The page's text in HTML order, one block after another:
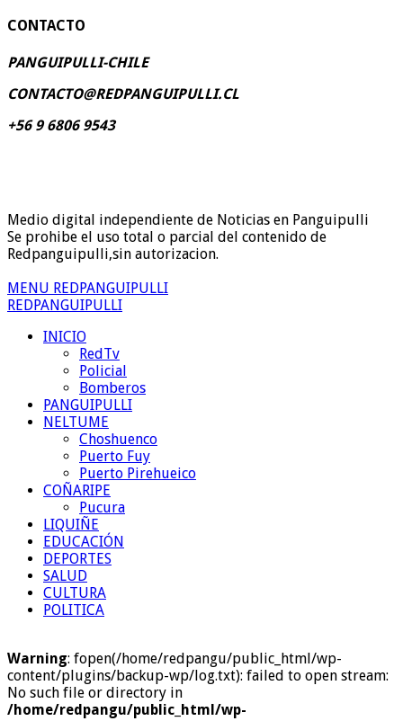
CONTACTO
PANGUIPULLI-CHILE
CONTACTO@REDPANGUIPULLI.CL
+56 9 6806 9543
Medio digital independiente de Noticias en Panguipulli
Se prohibe el uso total o parcial del contenido de
Redpanguipulli,sin autorizacion.
MENU REDPANGUIPULLI
REDPANGUIPULLI
INICIO
RedTv
Policial
Bomberos
PANGUIPULLI
NELTUME
Choshuenco
Puerto Fuy
Puerto Pirehueico
COÑARIPE
Pucura
LIQUIÑE
EDUCACIÓN
DEPORTES
SALUD
CULTURA
POLITICA
Warning: fopen(/home/redpangu/public_html/wp-
content/plugins/backup-wp/log.txt): failed to open stream:
No such file or directory in
/home/redpangu/public_html/wp-